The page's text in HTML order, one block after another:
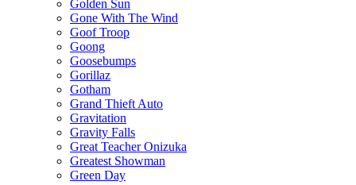
Golden Sun
Gone With The Wind
Goof Troop
Goong
Goosebumps
Gorillaz
Gotham
Grand Thieft Auto
Gravitation
Gravity Falls
Great Teacher Onizuka
Greatest Showman
Green Day